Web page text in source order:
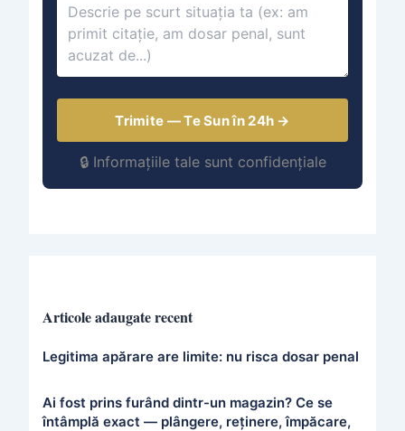
Trimite — Te Sun în 24h →
🔒 Informațiile tale sunt confidențiale
Articole adaugate recent
Legitima apărare are limite: nu risca dosar penal
Ai fost prins furând dintr-un magazin? Ce se
întâmplă exact — plângere, reținere, împăcare,